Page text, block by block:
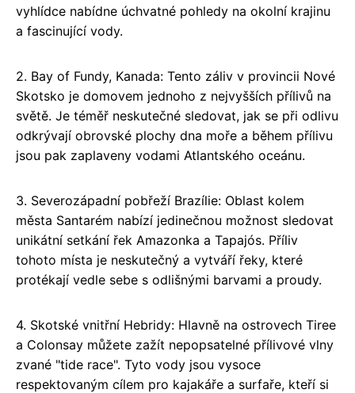
vyhlídce nabídne úchvatné pohledy na okolní krajinu
a fascinující vody.
2. Bay of Fundy, Kanada: Tento záliv v provincii Nové
Skotsko je domovem jednoho z nejvyšších přílivů na
světě. Je téměř neskutečné sledovat, jak se při odlivu
odkrývají obrovské plochy dna moře a během přílivu
jsou pak zaplaveny vodami Atlantského oceánu.
3. Severozápadní pobřeží Brazílie: Oblast kolem
města Santarém nabízí jedinečnou možnost sledovat
unikátní setkání řek Amazonka a Tapajós. Příliv
tohoto místa je neskutečný a vytváří řeky, které
protékají vedle sebe s odlišnými barvami a proudy.
4. Skotské vnitřní Hebridy: Hlavně na ostrovech Tiree
a Colonsay můžete zažít nepopsatelné přílivové vlny
zvané "tide race". Tyto vody jsou vysoce
respektovaným cílem pro kajakáře a surfaře, kteří si